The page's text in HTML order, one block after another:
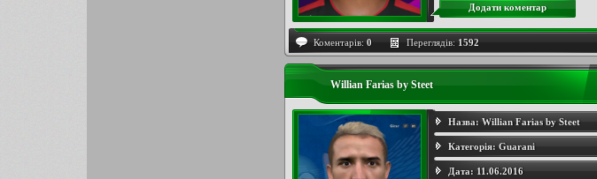
Додати коментар
Коментарів: 0 Переглядів: 1592
Willian Farias by Steet
Назва: Willian Farias by Steet
Категорія: Guarani
Дата: 11.06.2016